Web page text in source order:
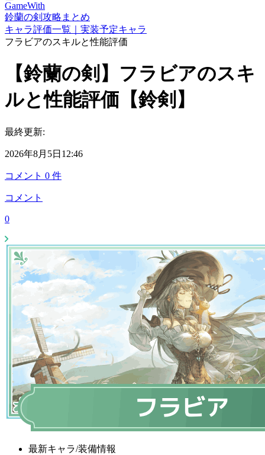
GameWith
鈴蘭の剣攻略まとめ
キャラ評価一覧｜実装予定キャラ
フラビアのスキルと性能評価
【鈴蘭の剣】フラビアのスキ
ルと性能評価【鈴剣】
最終更新:
2026年8月5日12:46
コメント 0 件
コメント
0
最新キャラ/装備情報